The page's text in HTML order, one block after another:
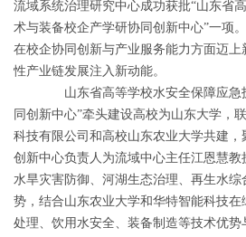
流域系统治理研究中心成功获批“山东省
术与装备校企产学研协同创新中心”一项
在校企协同创新与产业服务能力方面迈
性产业链发展注入新动能。
山东省高等学校水安全保障应急
同创新中心”牵头建设高校为山东大学，
科技有限公司和高校山东农业大学共建，
创新中心负责人为流域中心主任江恩慧
水旱灾害防御、河湖生态治理、再生水
势，结合山东农业大学和华特智能科技
处理、饮用水安全、装备制造等技术优